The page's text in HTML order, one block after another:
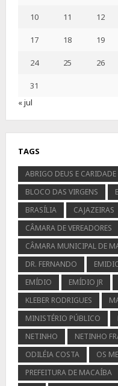
10 11 12
17 18 19
24 25 26
31
« jul
TAGS
ABRIGO DEUS E CARIDADE
BLOCO DAS VIRGENS
BRASÍLIA
CAJAZEIRAS
CÂMARA DE VEREADORES
CÂMARA MUNICIPAL DE
DR. FERNANDO
EMÍDIO
EMÍDIO JR
KLEBER RODRIGUES
MINISTÉRIO PÚBLICO
NETINHO
NETINHO
ODILÉIA COSTA
OS
PREFEITURA DE MACAÍBA